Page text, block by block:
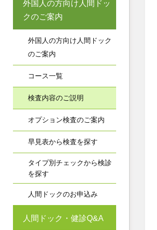
外国人の方向け人間ドッ
クのご案内
外国人の方向け人間ドック
のご案内
コース一覧
検査内容のご説明
オプション検査のご案内
早見表から検査を探す
タイプ別チェックから検診
を探す
人間ドックのお申込み
人間ドック・健診Q&A